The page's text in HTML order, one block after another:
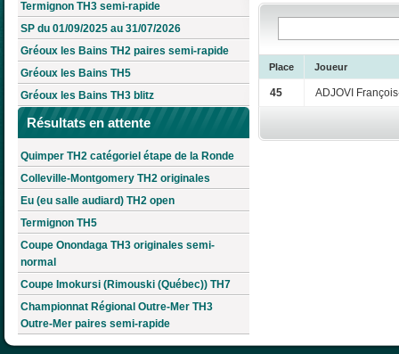
Termignon TH3 semi-rapide
SP du 01/09/2025 au 31/07/2026
Gréoux les Bains TH2 paires semi-rapide
Gréoux les Bains TH5
Gréoux les Bains TH3 blitz
Résultats en attente
Quimper TH2 catégoriel étape de la Ronde
Colleville-Montgomery TH2 originales
Eu (eu salle audiard) TH2 open
Termignon TH5
Coupe Onondaga TH3 originales semi-
normal
Coupe Imokursi (Rimouski (Québec)) TH7
Championnat Régional Outre-Mer TH3
Outre-Mer paires semi-rapide
Place Joueur
45 ADJOVI